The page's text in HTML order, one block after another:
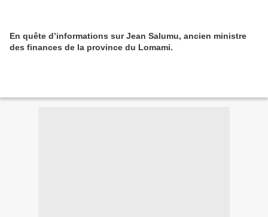
En quête d’informations sur Jean Salumu, ancien ministre
des finances de la province du Lomami.